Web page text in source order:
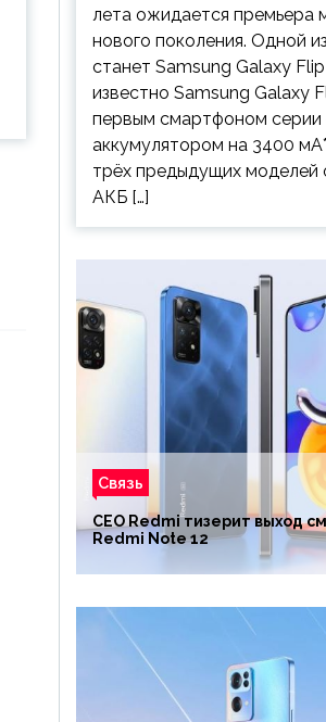
лета ожидается премьера
нового поколения. Одной
станет Samsung Galaxy
известно Samsung Galaxy
первым смартфоном серии
аккумулятором на 3400
трёх предыдущих моделей
АКБ […]
Связь
CEO Redmi тизерит выход
Redmi Note 12